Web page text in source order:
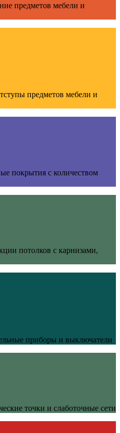
предметов мебели и
предметов мебели и
покрытия с количеством
потолков с карнизами,
приборы и выключатели
точки и слаботочные сети